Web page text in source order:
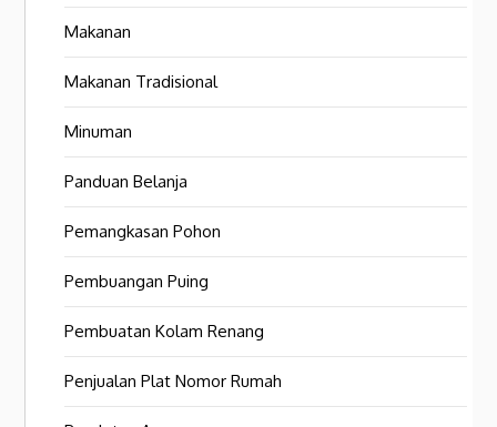
Makanan
Makanan Tradisional
Minuman
Panduan Belanja
Pemangkasan Pohon
Pembuangan Puing
Pembuatan Kolam Renang
Penjualan Plat Nomor Rumah